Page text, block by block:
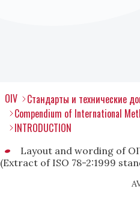
OIV
Стандарты и технические
Compendium of International
INTRODUCTION
Layout and wording of
(Extract of ISO 78-2:1999